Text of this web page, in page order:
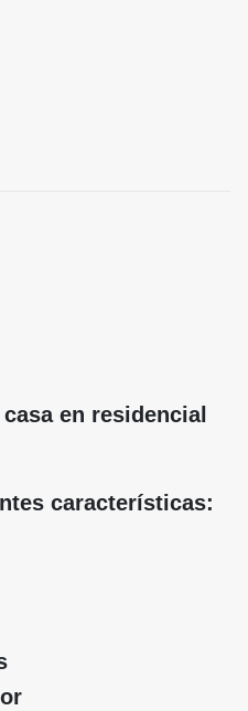
en residencial
características: